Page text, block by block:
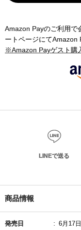
Amazon Payのご利用で
ートページにてAmazon
※Amazon Payゲスト購
LINEで送る
商品情報
発売日 6月17